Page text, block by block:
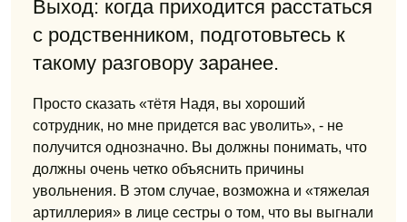
Выход: когда приходится расстаться
с родственником, подготовьтесь к
такому разговору заранее.
Просто сказать «тётя Надя, вы хороший
сотрудник, но мне придется вас уволить», - не
получится однозначно. Вы должны понимать, что
должны очень четко объяснить причины
увольнения. В этом случае, возможна и «тяжелая
артиллерия» в лице сестры о том, что вы выгнали